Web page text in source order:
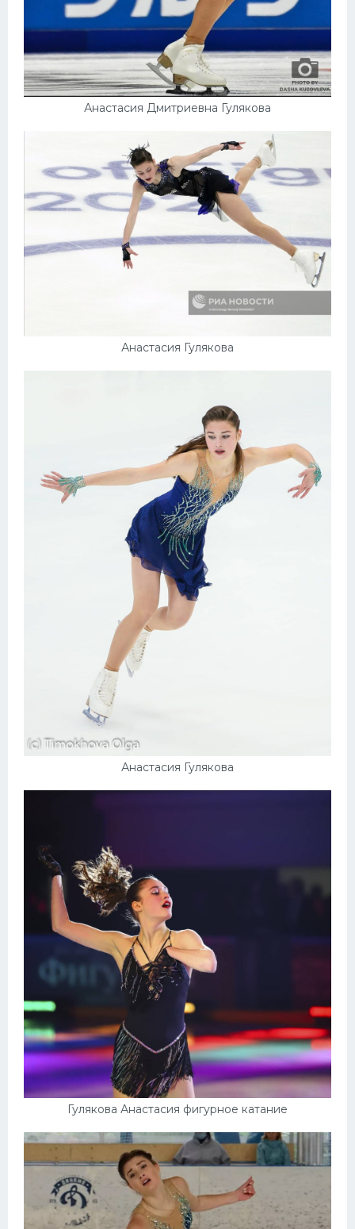
Анастасия Дмитриевна Гулякова
Анастасия Гулякова
Анастасия Гулякова
Гулякова Анастасия фигурное катание